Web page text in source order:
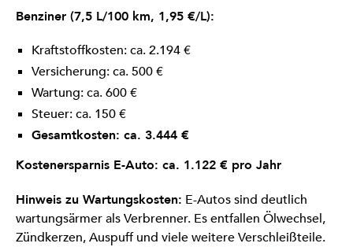
Benziner (7,5 L/100 km, 1,95 €/L):
Kraftstoffkosten: ca. 2.194 €
Versicherung: ca. 500 €
Wartung: ca. 600 €
Steuer: ca. 150 €
Gesamtkosten: ca. 3.444 €
Kostenersparnis E-Auto: ca. 1.122 € pro Jahr
Hinweis zu Wartungskosten: E-Autos sind deutlich
wartungsärmer als Verbrenner. Es entfallen Ölwechsel,
Zündkerzen, Auspuff und viele weitere Verschleißteile.